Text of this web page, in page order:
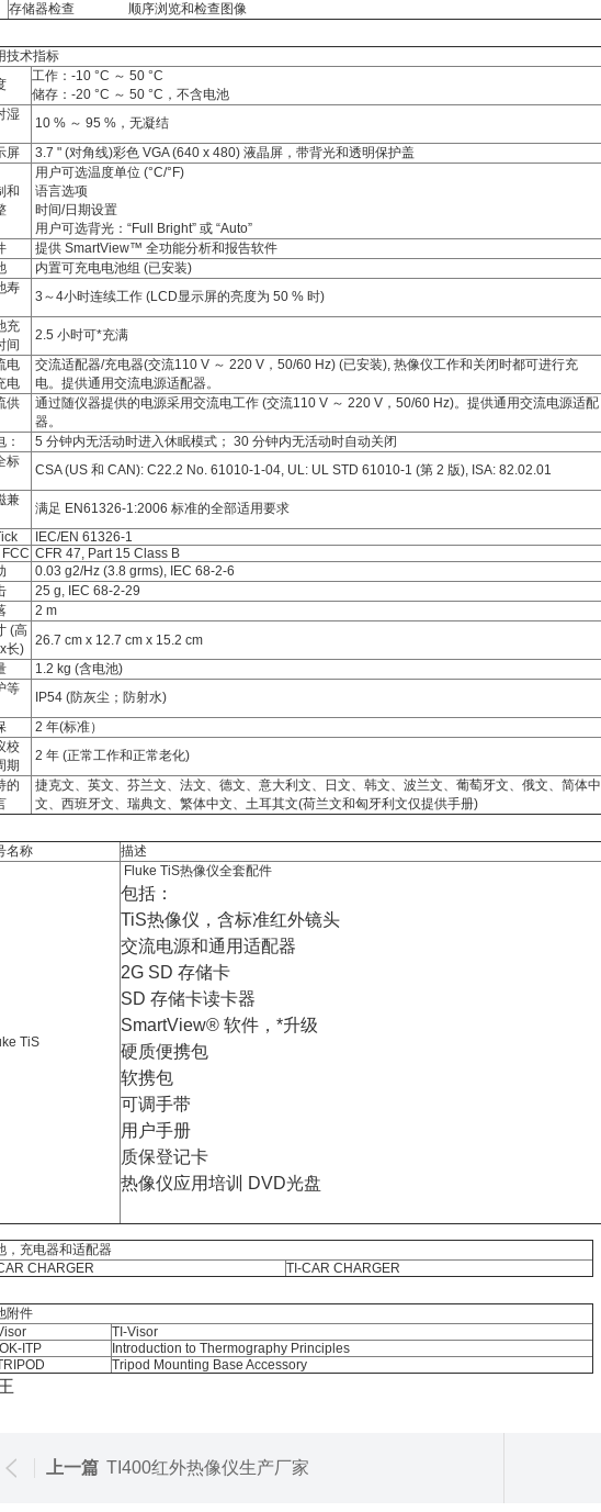
存储器检查
顺序浏览和检查图像
技术指标
工作： -10 °C ～ 50 °C
储存： -20 °C ～ 50 °C，不含电池
湿
10 % ～ 95 %，无凝结
屏
3.7 " (对角线)彩色 VGA (640 x 480) 液晶屏，带背光和透明保护盖
和
用户可选温度单位 (°C/°F)
语言选项
时间/日期设置
用户可选背光：“Full Bright” 或 “Auto”
提供 SmartView™ 全功能分析和报告软件
内置可充电电池组 (已安装)
寿
3～4小时连续工作 (LCD显示屏的亮度为 50 % 时)
充
间
2.5 小时可*充满
电
电
交流适配器/充电器(交流110 V ～ 220 V，50/60 Hz) (已安装), 热像仪工作和关闭时都可进行充
电。提供通用交流电源适配器。
供
通过随仪器提供的电源采用交流电工作 (交流110 V ～ 220 V，50/60 Hz)。提供通用交流电源适配
器。
：
5 分钟内无活动时进入休眠模式； 30 分钟内无活动时自动关闭
标
CSA (US 和 CAN): C22.2 No. 61010-1-04, UL: UL STD 61010-1 (第 2 版), ISA: 82.02.01
兼
满足 EN61326-1:2006 标准的全部适用要求
IEC/EN 61326-1
CFR 47, Part 15 Class B
0.03 g2/Hz (3.8 grms), IEC 68-2-6
25 g, IEC 68-2-29
2 m
(高
长)
26.7 cm x 12.7 cm x 15.2 cm
1.2 kg (含电池)
等
IP54 (防灰尘；防射水)
2 年(标准）
校
期
2 年 (正常工作和正常老化)
的
捷克文、英文、芬兰文、法文、德文、意大利文、日文、韩文、波兰文、葡萄牙文、俄文、简体中
文、西班牙文、瑞典文、繁体中文、土耳其文(荷兰文和匈牙利文仅提供手册)
名称 描述
TiS
Fluke TiS热像仪全套配件
包括：
TiS热像仪，含标准红外镜头
交流电源和通用适配器
2G SD 存储卡
SD 存储卡读卡器
SmartView® 软件，*升级
硬质便携包
软携包
可调手带
用户手册
质保登记卡
热像仪应用培训 DVD光盘
，充电器和适配器
CHARGER
TI-CAR CHARGER
附件
TI-Visor
ITP
Introduction to Thermography Principles
Tripod Mounting Base Accessory
上一篇 TI400红外热像仪生产厂家